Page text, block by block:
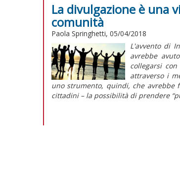
La divulgazione è una
comunità
Paola Springhetti, 05/04/2018
L'avvento di
avrebbe
collegarsi
attraverso i
uno strumento, quindi, che avrebbe
cittadini – la possibilità di prendere